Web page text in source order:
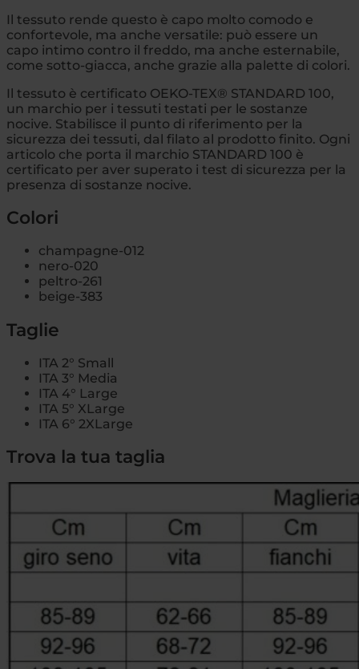
Il tessuto rende questo è capo molto comodo e
confortevole, ma anche versatile: può essere un
capo intimo contro il freddo, ma anche esternabile,
come sotto-giacca, anche grazie alla palette di colori.
Il tessuto è certificato OEKO-TEX® STANDARD 100,
un marchio per i tessuti testati per le sostanze
nocive. Stabilisce il punto di riferimento per la
sicurezza dei tessuti, dal filato al prodotto finito. Ogni
articolo che porta il marchio STANDARD 100 è
certificato per aver superato i test di sicurezza per la
presenza di sostanze nocive.
Colori
champagne-012
nero-020
peltro-261
beige-383
Taglie
ITA 2° Small
ITA 3° Media
ITA 4° Large
ITA 5° XLarge
ITA 6° 2XLarge
Trova la tua taglia